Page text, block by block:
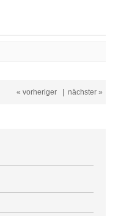
« vorheriger nächster »